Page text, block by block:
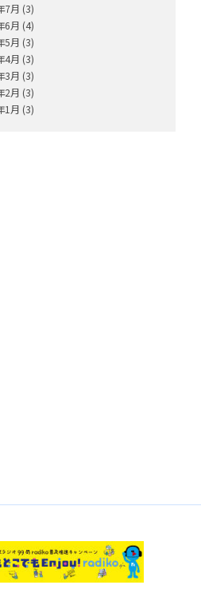
7月 (3)
6月 (4)
5月 (3)
4月 (3)
3月 (3)
2月 (3)
1月 (3)